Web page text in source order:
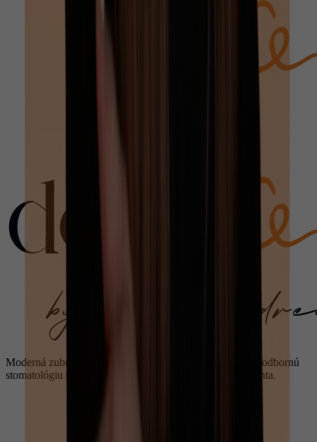
Moderná zubná starostlivosť v Bratislave - Dentme spája odbornú
stomatológiu s pokojným prístupom zameraným na pacienta.